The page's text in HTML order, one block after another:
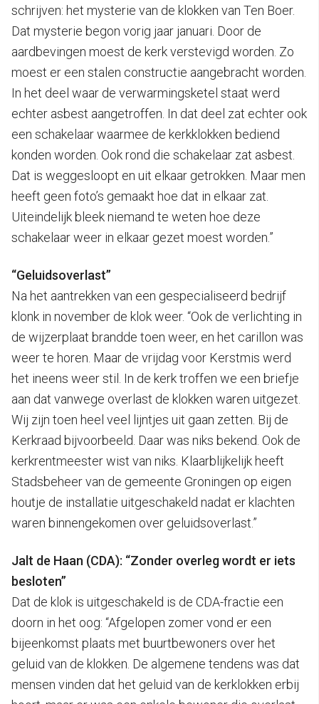
schrijven: het mysterie van de klokken van Ten Boer.
Dat mysterie begon vorig jaar januari. Door de
aardbevingen moest de kerk verstevigd worden. Zo
moest er een stalen constructie aangebracht worden.
In het deel waar de verwarmingsketel staat werd
echter asbest aangetroffen. In dat deel zat echter ook
een schakelaar waarmee de kerkklokken bediend
konden worden. Ook rond die schakelaar zat asbest.
Dat is weggesloopt en uit elkaar getrokken. Maar men
heeft geen foto’s gemaakt hoe dat in elkaar zat.
Uiteindelijk bleek niemand te weten hoe deze
schakelaar weer in elkaar gezet moest worden.”
“Geluidsoverlast”
Na het aantrekken van een gespecialiseerd bedrijf
klonk in november de klok weer. “Ook de verlichting in
de wijzerplaat brandde toen weer, en het carillon was
weer te horen. Maar de vrijdag voor Kerstmis werd
het ineens weer stil. In de kerk troffen we een briefje
aan dat vanwege overlast de klokken waren uitgezet.
Wij zijn toen heel veel lijntjes uit gaan zetten. Bij de
Kerkraad bijvoorbeeld. Daar was niks bekend. Ook de
kerkrentmeester wist van niks. Klaarblijkelijk heeft
Stadsbeheer van de gemeente Groningen op eigen
houtje de installatie uitgeschakeld nadat er klachten
waren binnengekomen over geluidsoverlast.”
Jalt de Haan (CDA): “Zonder overleg wordt er iets
besloten”
Dat de klok is uitgeschakeld is de CDA-fractie een
doorn in het oog: “Afgelopen zomer vond er een
bijeenkomst plaats met buurtbewoners over het
geluid van de klokken. De algemene tendens was dat
mensen vinden dat het geluid van de kerklokken erbij